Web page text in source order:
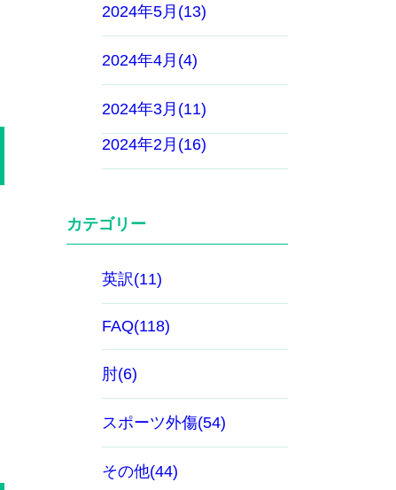
2024年5月(13)
2024年4月(4)
2024年3月(11)
2024年2月(16)
カテゴリー
英訳(11)
FAQ(118)
肘(6)
スポーツ外傷(54)
その他(44)